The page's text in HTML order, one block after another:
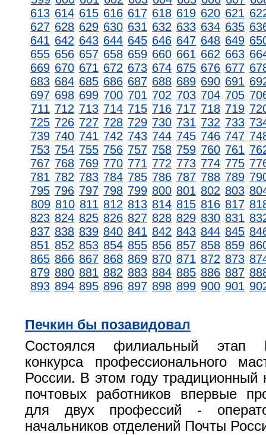
613 614 615 616 617 618 619 620 621
627 628 629 630 631 632 633 634 635
641 642 643 644 645 646 647 648 649
655 656 657 658 659 660 661 662 663
669 670 671 672 673 674 675 676 677
683 684 685 686 687 688 689 690 691
697 698 699 700 701 702 703 704 705
711 712 713 714 715 716 717 718 719
725 726 727 728 729 730 731 732 733
739 740 741 742 743 744 745 746 747
753 754 755 756 757 758 759 760 761
767 768 769 770 771 772 773 774 775
781 782 783 784 785 786 787 788 789
795 796 797 798 799 800 801 802 803
809 810 811 812 813 814 815 816 817
823 824 825 826 827 828 829 830 831
837 838 839 840 841 842 843 844 845
851 852 853 854 855 856 857 858 859
865 866 867 868 869 870 871 872 873
879 880 881 882 883 884 885 886 887
893 894 895 896 897 898 899 900 901
Печкин бы позавидовал
Состоялся филиальный этап
конкурса профессионального
России. В этом году традиционный
почтовых работников впервые
для двух профессий -
начальников отделений Почты